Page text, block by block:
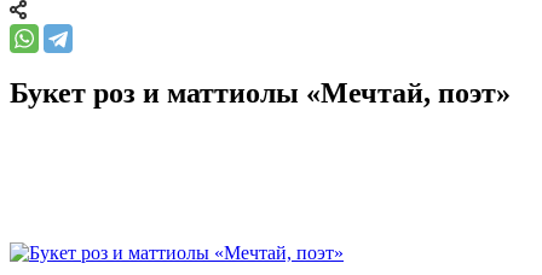
Букет роз и маттиолы «Мечтай, поэт»